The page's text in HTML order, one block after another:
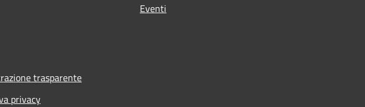
Eventi
trasparente
privacy